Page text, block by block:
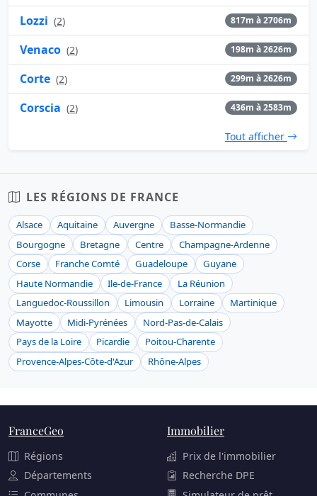
Lozzi (2) 817m à 2706m
Venaco (2) 198m à 2626m
Corte (2) 299m à 2626m
Corscia (2) 436m à 2583m
Tout afficher
LES RÉGIONS DE FRANCE
Alsace Aquitaine Auvergne
Basse-Normandie
Bourgogne
Bretagne Centre
Champagne-Ardenne
Corse
Franche Comté Guadeloupe
Guyane
Haute Normandie
Ile-de-France
La Réunion
Languedoc-Roussillon
Limousin Lorraine
Martinique
Mayotte
Midi-Pyrénées
Nord-Pas-de-Calais
Pays de la Loire
Picardie
Poitou-Charente
Provence-Alpes-Côte-d'Azur
Rhône-Alpes
FranceGeo
Régions
Départements
Immobilier
Prix de l'immobilier
Recherche DPE